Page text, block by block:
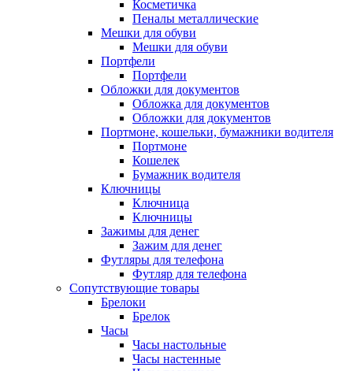
Косметичка
Пеналы металлические
Мешки для обуви
Мешки для обуви
Портфели
Портфели
Обложки для документов
Обложка для документов
Обложки для документов
Портмоне, кошельки, бумажники водителя
Портмоне
Кошелек
Бумажник водителя
Ключницы
Ключница
Ключницы
Зажимы для денег
Зажим для денег
Футляры для телефона
Футляр для телефона
Сопутствующие товары
Брелоки
Брелок
Часы
Часы настольные
Часы настенные